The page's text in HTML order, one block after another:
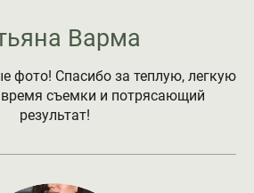
Варма
фото! Спасибо за теплую, легкую
съемки и потрясающий
результат!